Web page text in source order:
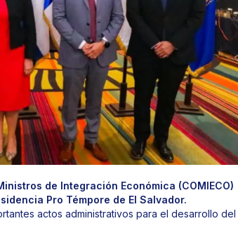
de Integración Económica (COMIECO)
Pro Témpore de El Salvador.
actos administrativos para el desarrollo del